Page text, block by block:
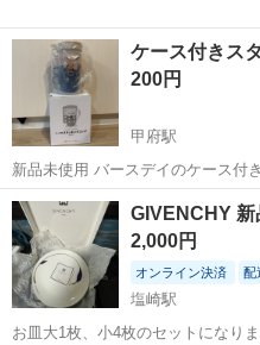
ケース付きス
200円
甲府駅
新品未使用 バースデイのケース付きスタッキングコップです ケースは
計量出来るようにもなっています
わないのでどなたかどうぞ！
山梨 甲府市 食
GIVENCHY 新
2,000円
オンライン決済 配
塩崎駅
お皿大1枚、小4枚のセットになり